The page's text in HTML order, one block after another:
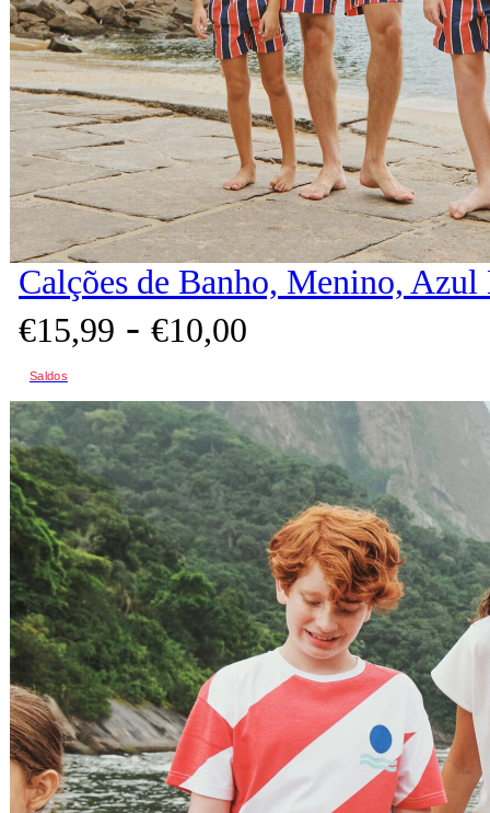
Calções de Banho, Menino, Azul
€15,99 - €10,00
Saldos